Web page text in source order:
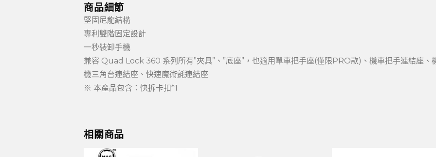
商品細節
堅固尼龍結構
專利雙階固定設計
一秒裝卸手機
兼容 Quad Lock 360 系列所有”夾具”、”底座”，也適用單車把手座(僅限PRO款)、機車把手連結座、
機三角台連結座、快速魔術氈連結座
※ 本產品包含：快拆卡扣*1
相關商品